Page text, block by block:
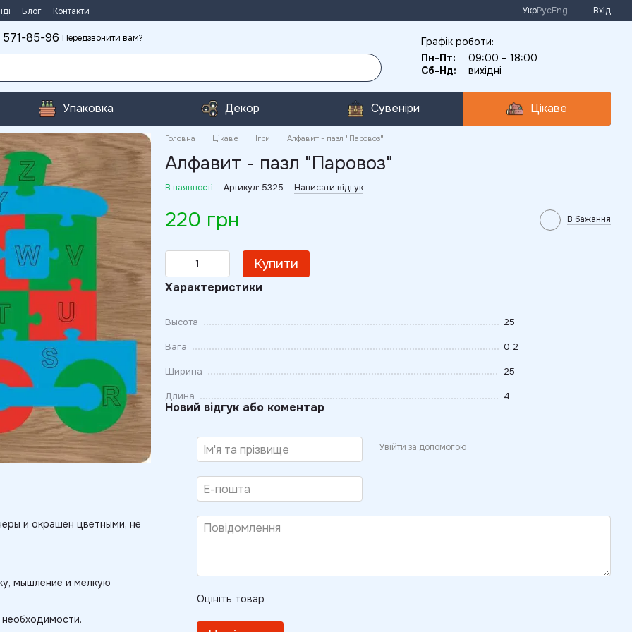
Блог Контакти УкрРусEng Вхід
85-96 Передзвонити вам?
Графік роботи:
Пн-Пт:
09:00 – 18:00
Сб-Нд:
вихідні
Упаковка Декор Сувеніри Цікаве
и окрашен цветными, не
мышление и мелкую
Головна Цікаве Ігри Алфавит - пазл "Паровоз"
Алфавит - пазл "Паровоз"
В наявності Артикул: 5325 Написати відгук
220 грн В бажання
Купити
Характеристики
Высота 25
Вага 0.2
Ширина 25
Длина 4
Новий відгук або коментар
Увійти за допомогою
Оцініть товар